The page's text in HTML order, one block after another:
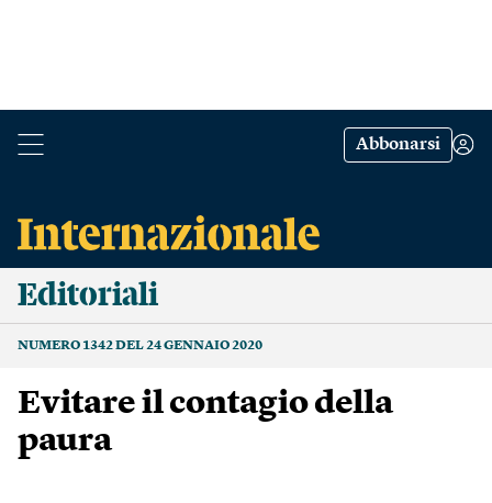
Abbonarsi
Editoriali
NUMERO 1342 DEL 24 GENNAIO 2020
Evitare il contagio della
paura